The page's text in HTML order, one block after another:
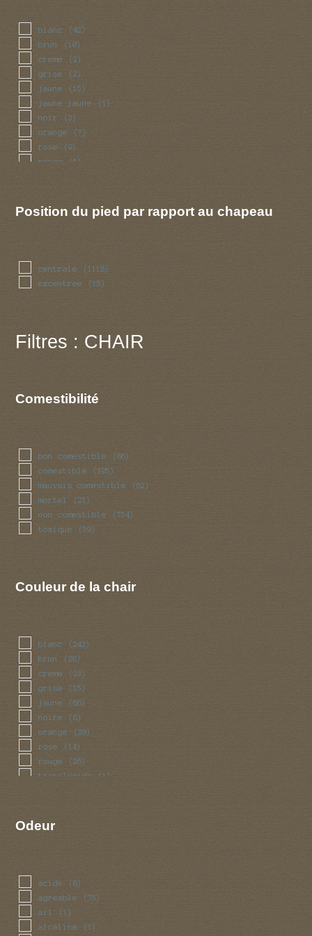
blanc (42)
brun (10)
creme (2)
grise (2)
jaune (15)
jaune jaune (1)
noir (3)
orange (7)
rose (9)
rouge (5)
Position du pied par rapport au chapeau
centrale (1118)
excentree (15)
Filtres : CHAIR
Comestibilité
bon comestible (86)
comestible (105)
mauvais comestible (62)
mortel (21)
non comestible (754)
toxique (59)
Couleur de la chair
blanc (242)
brun (28)
creme (23)
grise (15)
jaune (86)
noire (6)
orange (20)
rose (14)
rouge (26)
translucide (1)
Odeur
acide (8)
agreable (75)
ail (1)
alcaline (1)